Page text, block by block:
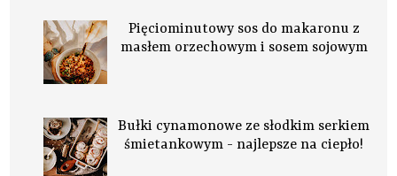
Pięciominutowy sos do makaronu z
masłem orzechowym i sosem sojowym
Bułki cynamonowe ze słodkim serkiem
śmietankowym - najlepsze na ciepło!